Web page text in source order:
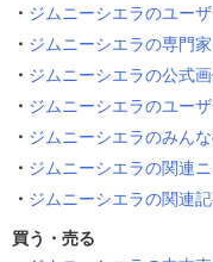
ジムニーシエラのユー
ジムニーシエラの専門
ジムニーシエラの公式
ジムニーシエラのユー
ジムニーシエラのみん
ジムニーシエラの関連
ジムニーシエラの関連
買う・売る